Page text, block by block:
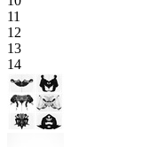
11
12
13
14